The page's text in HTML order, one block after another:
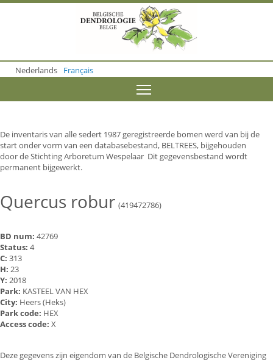
o
m
o
n
t
e
n
Nederlands Français
De inventaris van alle sedert 1987 geregistreerde bomen werd van bij de
start onder vorm van een databasebestand, BELTREES, bijgehouden
door de Stichting Arboretum Wespelaar Dit gegevensbestand wordt
permanent bijgewerkt.
Quercus robur (419472786)
BD num: 42769
Status: 4
C: 313
H: 23
Y: 2018
Park: KASTEEL VAN HEX
City: Heers (Heks)
Park code: HEX
Access code: X
Deze gegevens zijn eigendom van de Belgische Dendrologische Vereniging